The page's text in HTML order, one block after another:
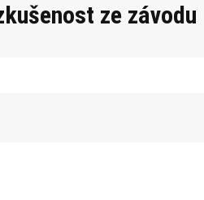
ze závodu